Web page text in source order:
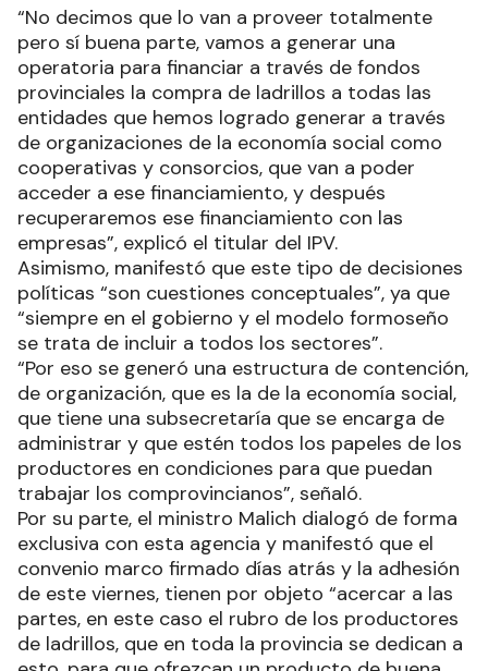
“No decimos que lo van a proveer totalmente
pero sí buena parte, vamos a generar una
operatoria para financiar a través de fondos
provinciales la compra de ladrillos a todas las
entidades que hemos logrado generar a través
de organizaciones de la economía social como
cooperativas y consorcios, que van a poder
acceder a ese financiamiento, y después
recuperaremos ese financiamiento con las
empresas”, explicó el titular del IPV.
Asimismo, manifestó que este tipo de decisiones
políticas “son cuestiones conceptuales”, ya que
“siempre en el gobierno y el modelo formoseño
se trata de incluir a todos los sectores”.
“Por eso se generó una estructura de contención,
de organización, que es la de la economía social,
que tiene una subsecretaría que se encarga de
administrar y que estén todos los papeles de los
productores en condiciones para que puedan
trabajar los comprovincianos”, señaló.
Por su parte, el ministro Malich dialogó de forma
exclusiva con esta agencia y manifestó que el
convenio marco firmado días atrás y la adhesión
de este viernes, tienen por objeto “acercar a las
partes, en este caso el rubro de los productores
de ladrillos, que en toda la provincia se dedican a